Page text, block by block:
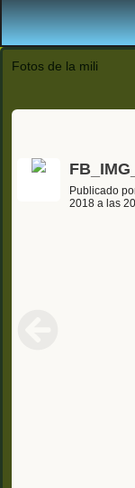
Fotos de la mili
Publicado
2018 a las